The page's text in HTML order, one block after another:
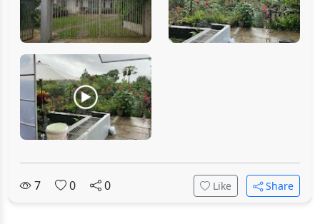
7 0 0 Like Share